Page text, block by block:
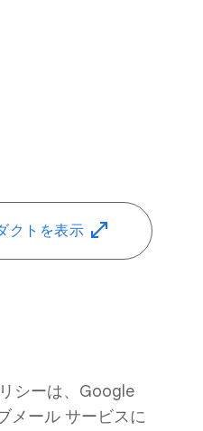
クトを​表示
シーは、​Google
メール サービスに​